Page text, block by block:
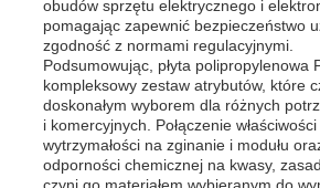
Arkusz z tworzywa PP
Zarząd PPS
obudów sprzętu elektrycznego i
pomagając zapewnić bezpieczeństwo
zgodność z normami regulacyjnymi.
Podsumowując, płyta polipropylenowa
kompleksowy zestaw atrybutów, które
doskonałym wyborem dla różnych
i komercyjnych. Połączenie
wytrzymałości na zginanie i modułu
odporności chemicznej na kwasy,
czyni go materiałem wybieranym do